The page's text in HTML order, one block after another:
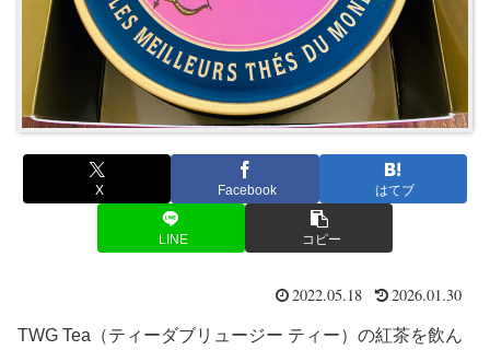
X Facebook はてブ
LINE コピー
2022.05.18 2026.01.30
TWG Tea（ティーダブリュージー ティー）の紅茶を飲ん